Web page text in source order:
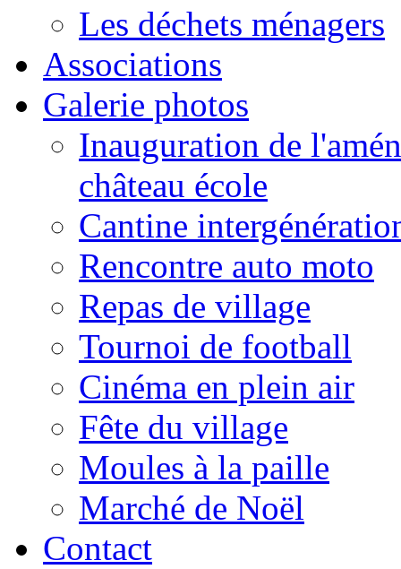
Les déchets ménagers
Associations
Galerie photos
Inauguration de
château école
Cantine
Rencontre auto moto
Repas de village
Tournoi de football
Cinéma en plein air
Fête du village
Moules à la paille
Marché de Noël
Contact